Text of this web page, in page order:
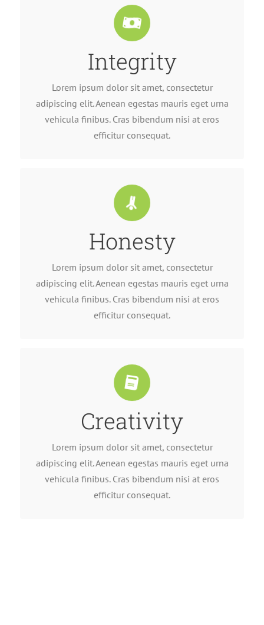
Integrity
Lorem ipsum dolor sit amet, consectetur
adipiscing elit. Aenean egestas mauris eget urna
vehicula finibus. Cras bibendum nisi at eros
efficitur consequat.
Lorem ipsum dolor sit amet, consectetur
adipiscing elit. Aenean egestas mauris eget urna
vehicula finibus. Cras bibendum nisi at eros
efficitur consequat.
Honesty
Lorem ipsum dolor sit amet, consectetur
adipiscing elit. Aenean egestas mauris eget urna
vehicula finibus. Cras bibendum nisi at eros
efficitur consequat.
Lorem ipsum dolor sit amet, consectetur
adipiscing elit. Aenean egestas mauris eget urna
vehicula finibus. Cras bibendum nisi at eros
efficitur consequat.
Creativity
Lorem ipsum dolor sit amet, consectetur
adipiscing elit. Aenean egestas mauris eget urna
vehicula finibus. Cras bibendum nisi at eros
efficitur consequat.
Lorem ipsum dolor sit amet, consectetur
adipiscing elit. Aenean egestas mauris eget urna
vehicula finibus. Cras bibendum nisi at eros
efficitur consequat.